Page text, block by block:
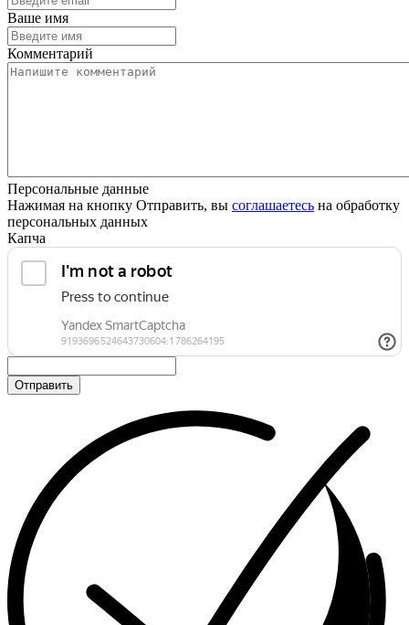
Ваше имя
Комментарий
Персональные данные
Нажимая на кнопку Отправить, вы соглашаетесь на обработку
персональных данных
Капча
Отправить